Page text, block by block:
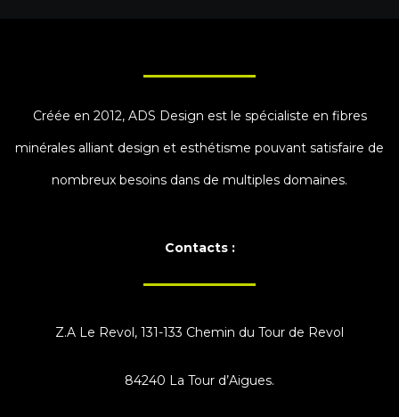
Créée en 2012, ADS Design est le spécialiste en fibres
minérales alliant design et esthétisme pouvant satisfaire de
nombreux besoins dans de multiples domaines.
Contacts :
Z.A Le Revol, 131-133 Chemin du Tour de Revol
84240 La Tour d’Aigues.